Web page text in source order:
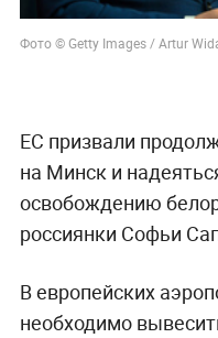
Фото © Getty Images / Artur
ЕС призвали
на Минск и
освобождению
россиянки Софьи
В европейских
необходимо